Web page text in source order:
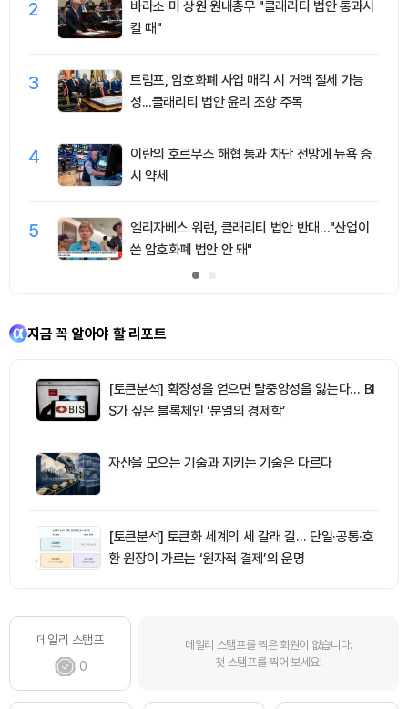
2
바라소 미 상원 원내총무 "클래리티 법안 통과시
킬 때"
3
트럼프, 암호화폐 사업 매각 시 거액 절세 가능
성...클래리티 법안 윤리 조항 주목
4
이란의 호르무즈 해협 통과 차단 전망에 뉴욕 증
시 약세
5
엘리자베스 워런, 클래리티 법안 반대…"산업이
쓴 암호화폐 법안 안 돼"
지금 꼭 알아야 할 리포트
[토큰분석] 확장성을 얻으면 탈중앙성을 잃는다… BI
S가 짚은 블록체인 ‘분열의 경제학’
자산을 모으는 기술과 지키는 기술은 다르다
[토큰분석] 토큰화 세계의 세 갈래 길… 단일·공통·호
환 원장이 가르는 ‘원자적 결제’의 운명
데일리 스탬프
0
데일리 스탬프를 찍은 회원이 없습니다.
첫 스탬프를 찍어 보세요!